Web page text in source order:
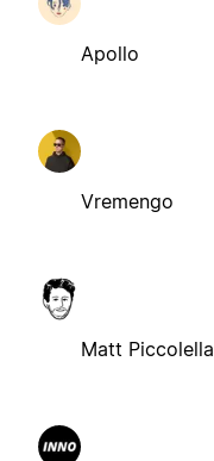
Apollo
Vremengo
Matt Piccolella